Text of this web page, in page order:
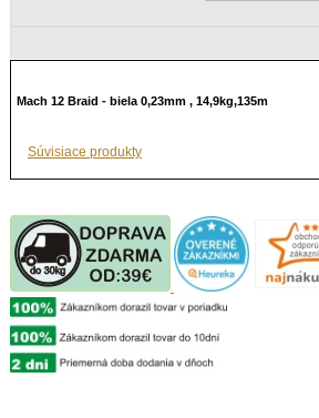
Mach 12 Braid - biela 0,23mm , 14,9kg,135m
Súvisiace produkty